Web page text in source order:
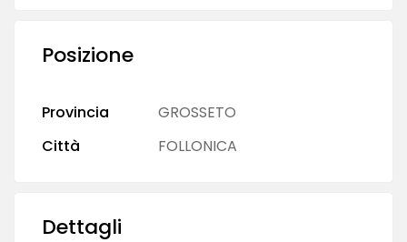
Posizione
Provincia
GROSSETO
Città
FOLLONICA
Dettagli